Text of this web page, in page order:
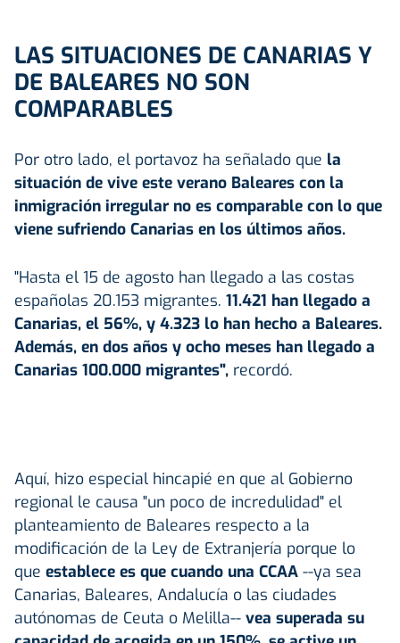
LAS SITUACIONES DE CANARIAS Y
DE BALEARES NO SON
COMPARABLES
Por otro lado, el portavoz ha señalado que la
situación de vive este verano Baleares con la
inmigración irregular no es comparable con lo que
viene sufriendo Canarias en los últimos años.
"Hasta el 15 de agosto han llegado a las costas
españolas 20.153 migrantes. 11.421 han llegado a
Canarias, el 56%, y 4.323 lo han hecho a Baleares.
Además, en dos años y ocho meses han llegado a
Canarias 100.000 migrantes", recordó.
Aquí, hizo especial hincapié en que al Gobierno
regional le causa "un poco de incredulidad" el
planteamiento de Baleares respecto a la
modificación de la Ley de Extranjería porque lo
que establece es que cuando una CCAA --ya sea
Canarias, Baleares, Andalucía o las ciudades
autónomas de Ceuta o Melilla-- vea superada su